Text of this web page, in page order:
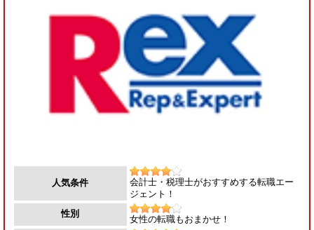
人気条件
会計士・税理士がおすすめする転職エー
ジェント！
性別
女性の転職もおまかせ！